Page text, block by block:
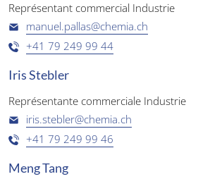
Représentant commercial Industrie
manuel.pallas@chemia.ch
+41 79 249 99 44
Iris Stebler
Représentante commerciale Industrie
iris.stebler@chemia.ch
+41 79 249 99 46
Meng Tang